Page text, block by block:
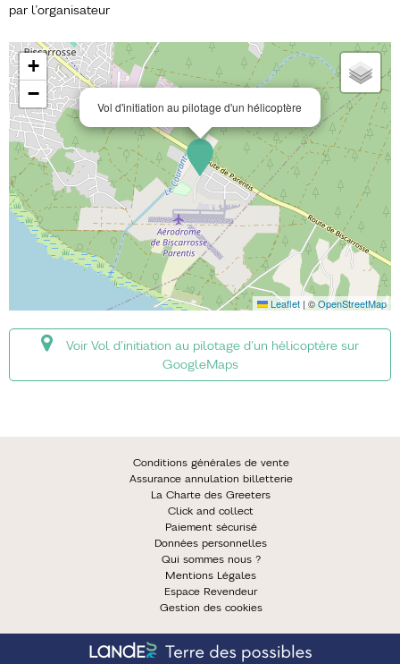
par l’organisateur
Vol d'initiation au pilotage d'un hélicoptère
+
−
Leaflet | ©OpenStreetMap
Voir Vol d'initiation au pilotage d'un hélicoptère sur
GoogleMaps
Conditions générales de vente
Assurance annulation billetterie
La Charte des Greeters
Click and collect
Paiement sécurisé
Données personnelles
Qui sommes nous ?
Mentions Légales
Espace Revendeur
Gestion des cookies